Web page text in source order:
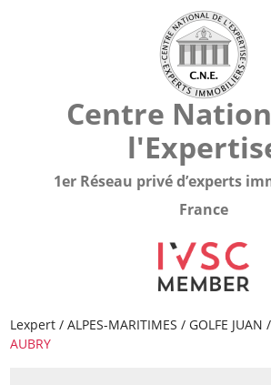
Centre
1er Réseau privé d’experts
France
Lexpert /ALPES-MARITIMES /GOLFE JUAN /
AUBRY